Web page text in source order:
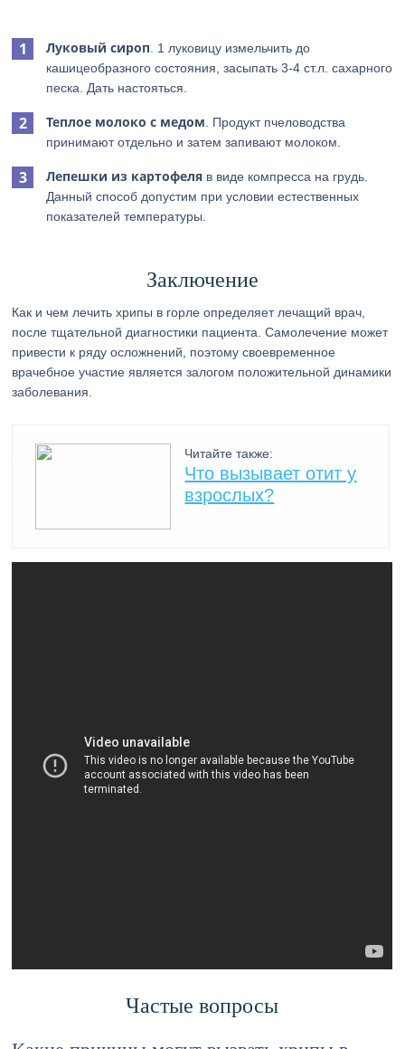
Луковый сироп . 1 луковицу измельчить до
кашицеобразного состояния, засыпать 3-4 ст.л. сахарного
песка. Дать настояться.
Теплое молоко с медом . Продукт пчеловодства
принимают отдельно и затем запивают молоком.
Лепешки из картофеля в виде компресса на грудь.
Данный способ допустим при условии естественных
показателей температуры.
Заключение
Как и чем лечить хрипы в горле определяет лечащий врач,
после тщательной диагностики пациента. Самолечение может
привести к ряду осложнений, поэтому своевременное
врачебное участие является залогом положительной динамики
заболевания.
Читайте также:
Что вызывает отит у
взрослых?
Частые вопросы